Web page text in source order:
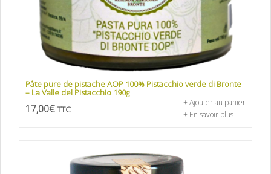
Pâte pure de pistache AOP 100% Pistacchio verde di Bronte
– La Valle del Pistacchio 190g
17,00€ TTC
+ Ajouter au panier
+ En savoir plus